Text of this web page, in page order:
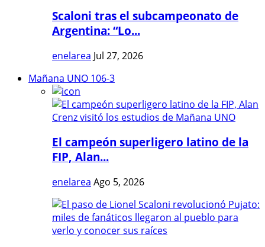
Scaloni tras el subcampeonato de
Argentina: “Lo...
enelarea Jul 27, 2026
Mañana UNO 106-3
El campeón superligero latino de la
FIP, Alan...
enelarea Ago 5, 2026